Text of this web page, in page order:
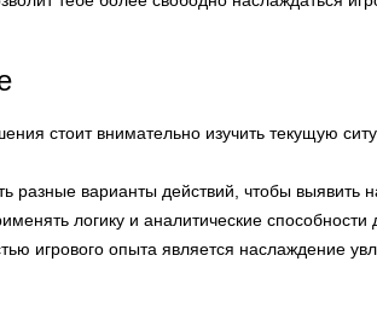
стоит внимательно изучить текущую
разные варианты действий, чтобы выявить
логику и аналитические
игрового опыта является наслаждение